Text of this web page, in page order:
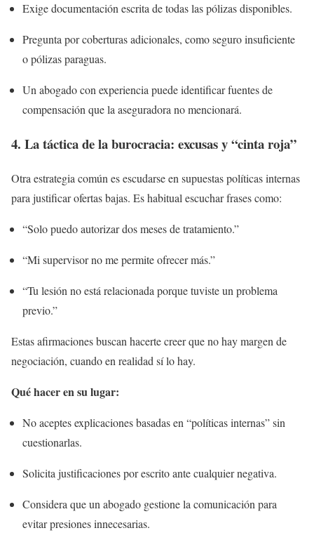
Exige documentación escrita de todas las pólizas disponibles.
Pregunta por coberturas adicionales, como seguro insuficiente
o pólizas paraguas.
Un abogado con experiencia puede identificar fuentes de
compensación que la aseguradora no mencionará.
4. La táctica de la burocracia: excusas y “cinta roja”
Otra estrategia común es escudarse en supuestas políticas internas
para justificar ofertas bajas. Es habitual escuchar frases como:
“Solo puedo autorizar dos meses de tratamiento.”
“Mi supervisor no me permite ofrecer más.”
“Tu lesión no está relacionada porque tuviste un problema
previo.”
Estas afirmaciones buscan hacerte creer que no hay margen de
negociación, cuando en realidad sí lo hay.
Qué hacer en su lugar:
No aceptes explicaciones basadas en “políticas internas” sin
cuestionarlas.
Solicita justificaciones por escrito ante cualquier negativa.
Considera que un abogado gestione la comunicación para
evitar presiones innecesarias.